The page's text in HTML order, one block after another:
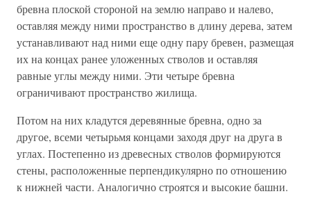
бревна плоской стороной на землю направо и налево,
оставляя между ними пространство в длину дерева, затем
устанавливают над ними еще одну пару бревен, размещая
их на концах ранее уложенных стволов и оставляя
равные углы между ними. Эти четыре бревна
ограничивают пространство жилища.
Потом на них кладутся деревянные бревна, одно за
другое, всеми четырьмя концами заходя друг на друга в
углах. Постепенно из древесных стволов формируются
стены, расположенные перпендикулярно по отношению
к нижней части. Аналогично строятся и высокие башни.